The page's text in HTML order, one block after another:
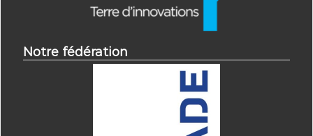
Notre fédération